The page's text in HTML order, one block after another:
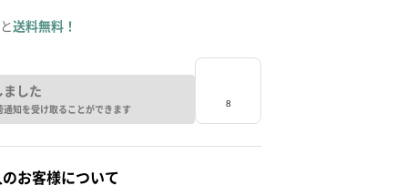
送料無料！
した
知を受け取ることができます
お客様について